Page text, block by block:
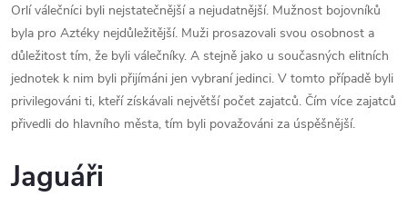
Orlí válečníci byli nejstatečnější a nejudatnější. Mužnost bojovníků
byla pro Aztéky nejdůležitější. Muži prosazovali svou osobnost a
důležitost tím, že byli válečníky. A stejně jako u současných elitních
jednotek k nim byli přijímáni jen vybraní jedinci. V tomto případě byli
privilegováni ti, kteří získávali největší počet zajatců. Čím více zajatců
přivedli do hlavního města, tím byli považováni za úspěšnější.
Jaguáři